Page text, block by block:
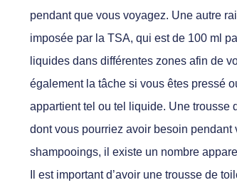
pendant que vous voyagez. Une autre
imposée par la TSA, qui est de 100 ml
liquides dans différentes zones afin de
également la tâche si vous êtes pressé
appartient tel ou tel liquide. Une trousse
dont vous pourriez avoir besoin
shampooings, il existe un nombre
Il est important d’avoir une trousse de